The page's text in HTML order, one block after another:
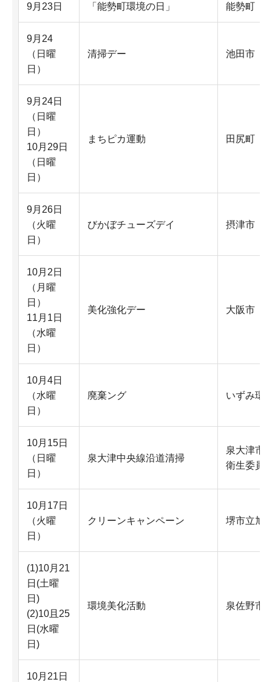
9月23日 「能勢町環境の日」 能勢町
9月24
（日曜
日）
清掃デー 池田市
9月24日
（日曜
日）
10月29日
（日曜
日）
まちピカ運動 田尻町
9月26日
（火曜
日）
びかぼチューズデイ 摂津市
10月2日
（月曜
日）
11月1日
（水曜
日）
美化強化デー 大阪市
10月4日
（水曜
日）
廃棄ング いずみ環
10月15日
（日曜
日）
泉大津中央線沿道清掃
泉大津市
衛生委員
10月17日
（火曜
日）
クリーンキャンペーン 堺市立旭
(1)10月21
日(土曜
日)
(2)10且25
日(水曜
日)
環境美化活動 泉佐野市
10月21日